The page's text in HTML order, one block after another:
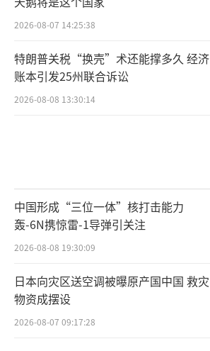
2026-08-07 14:25:38
特朗普关税“换壳”术还能撑多久 经济
账本引发25州联合诉讼
2026-08-08 13:30:14
中国形成“三位一体”核打击能力
轰-6N携惊雷-1导弹引关注
2026-08-08 19:30:09
日本向灾区送空调被曝原产国中国 救灾
物资成摆设
2026-08-07 09:17:28